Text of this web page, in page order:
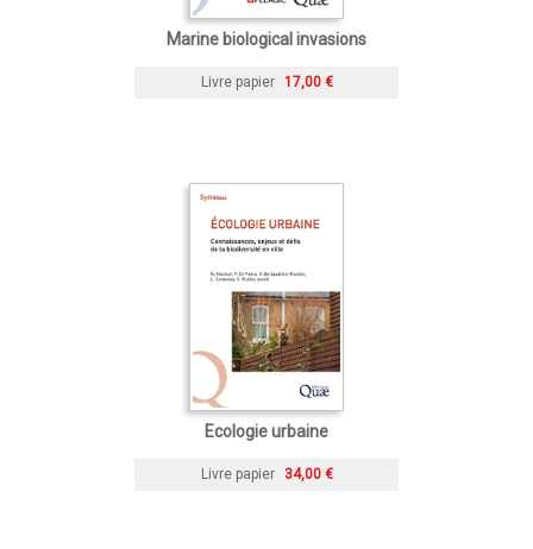
Marine biological invasions
Livre papier 17,00 €
Ecologie urbaine
Livre papier 34,00 €